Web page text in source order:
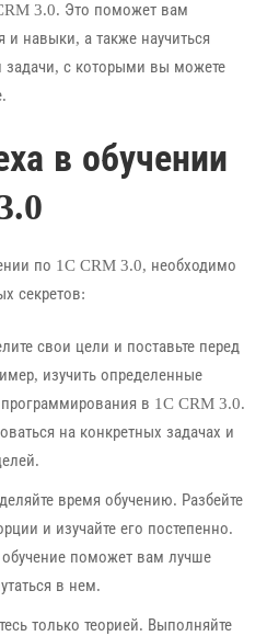
3.0. Это поможет вам
и навыки, а также научиться
с которыми вы можете
в обучении
по 1C CRM 3.0, необходимо
секретов:
свои цели и поставьте перед
изучить определенные
в 1C CRM 3.0.
на конкретных задачах и
время обучению. Разбейте
и изучайте его постепенно.
поможет вам лучше
в нем.
только теорией. Выполняйте